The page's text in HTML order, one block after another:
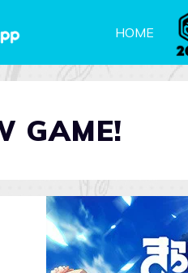
HOME
GAME!